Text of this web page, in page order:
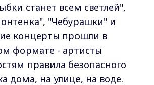
станет всем светлей",
"Чебурашки" и
концерты прошли в
формате - артисты
правила безопасного
дома, на улице, на воде.